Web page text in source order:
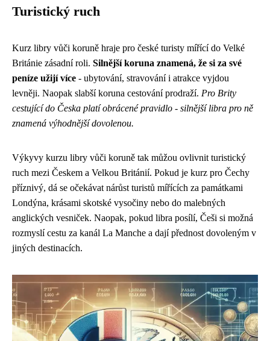
Turistický ruch
Kurz libry vůči koruně hraje pro české turisty mířící do Velké
Británie zásadní roli. Silnější koruna znamená, že si za své
peníze užijí více - ubytování, stravování i atrakce vyjdou
levněji. Naopak slabší koruna cestování prodraží. Pro Brity
cestující do Česka platí obrácené pravidlo - silnější libra pro ně
znamená výhodnější dovolenou.
Výkyvy kurzu libry vůči koruně tak můžou ovlivnit turistický
ruch mezi Českem a Velkou Británií. Pokud je kurz pro Čechy
příznivý, dá se očekávat nárůst turistů mířících za památkami
Londýna, krásami skotské vysočiny nebo do malebných
anglických vesniček. Naopak, pokud libra posílí, Češi si možná
rozmyslí cestu za kanál La Manche a dají přednost dovoleným v
jiných destinacích.